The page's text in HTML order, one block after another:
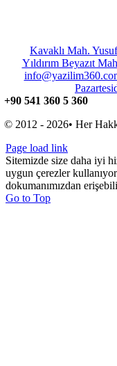
Kavaklı Mah.
Yıldırım Beyazıt
+90 541 360 5 360
© 2012 - 2026• Her
Page load link
Sitemizde size daha iyi
uygun çerezler
dokumanımızdan
Go to Top